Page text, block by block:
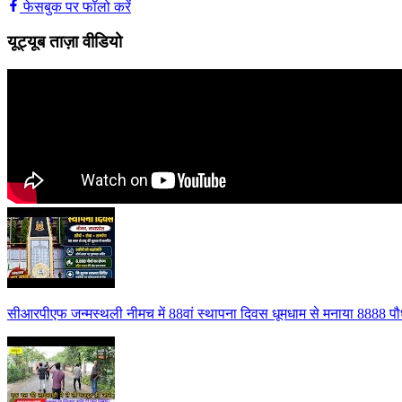
फेसबुक पर फॉलो करें
यूट्यूब ताज़ा वीडियो
सीआरपीएफ जन्मस्थली नीमच में 88वां स्थापना दिवस धूमधाम से मनाया 8888